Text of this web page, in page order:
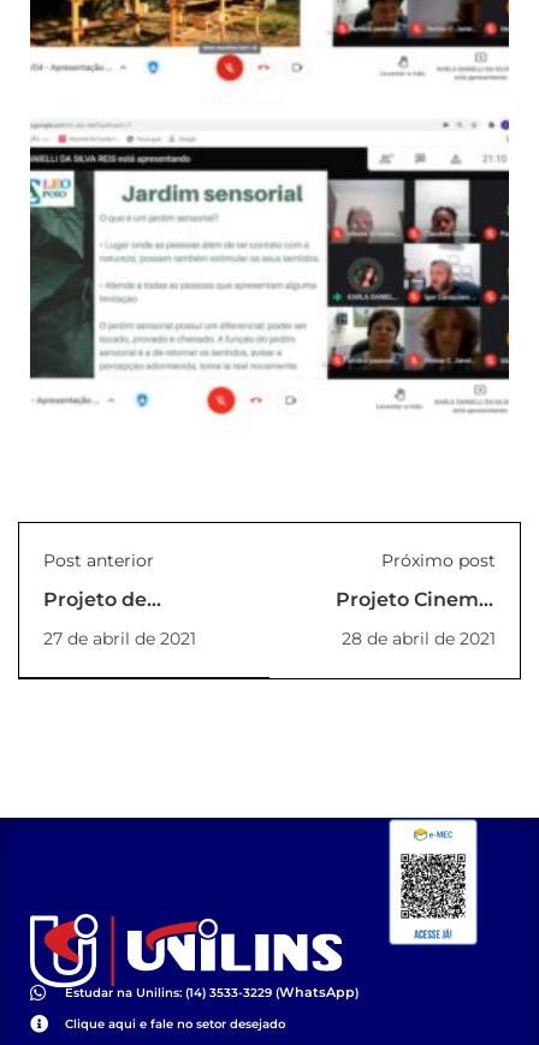
Post anterior
Projeto de
Extensão:
Tecnologia Assistiva
– Participe!
27 de abril de 2021
Próximo post
Projeto Cinema:
Rola Cine Rola Papo
Ação Maio 2021
28 de abril de 2021
Estudar na Unilins: (14) 3533-3229 (WhatsApp)
Clique aqui e fale no setor desejado